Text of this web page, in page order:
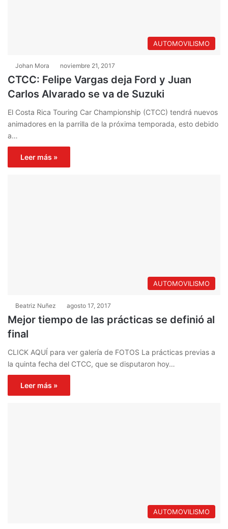
AUTOMOVILISMO
Johan Mora noviembre 21, 2017
CTCC: Felipe Vargas deja Ford y Juan
Carlos Alvarado se va de Suzuki
El Costa Rica Touring Car Championship (CTCC) tendrá nuevos
animadores en la parrilla de la próxima temporada, esto debido
a…
Leer más »
AUTOMOVILISMO
Beatriz Nuñez agosto 17, 2017
Mejor tiempo de las prácticas se definió al
final
CLICK AQUÍ para ver galería de FOTOS La prácticas previas a
la quinta fecha del CTCC, que se disputaron hoy…
Leer más »
AUTOMOVILISMO